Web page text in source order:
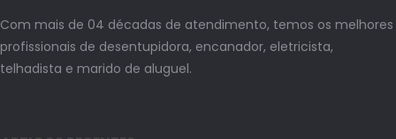
Com mais de 04 décadas de atendimento, temos os melhores
profissionais de desentupidora, encanador, eletricista,
telhadista e marido de aluguel.